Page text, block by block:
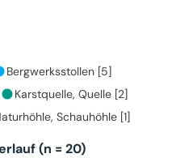
Bergwerksstollen [5]
Karstquelle, Quelle [2]
Schauhöhle [1]
(n = 20)